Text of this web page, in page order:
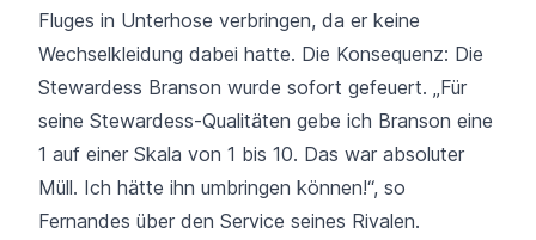
Fluges in Unterhose verbringen, da er keine
Wechselkleidung dabei hatte. Die Konsequenz: Die
Stewardess Branson wurde sofort gefeuert. „Für
seine Stewardess-Qualitäten gebe ich Branson eine
1 auf einer Skala von 1 bis 10. Das war absoluter
Müll. Ich hätte ihn umbringen können!“, so
Fernandes über den Service seines Rivalen.